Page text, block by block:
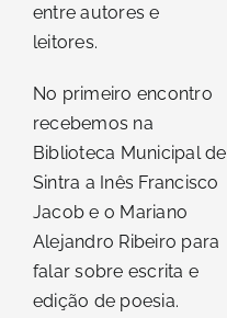
entre autores e
leitores.
No primeiro encontro
recebemos na
Biblioteca Municipal de
Sintra a Inês Francisco
Jacob e o Mariano
Alejandro Ribeiro para
falar sobre escrita e
edição de poesia.